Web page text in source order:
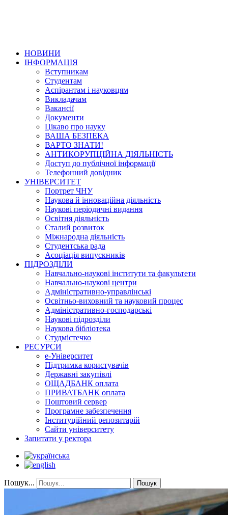
НОВИНИ
ІНФОРМАЦІЯ
Вступникам
Студентам
Аспірантам і науковцям
Викладачам
Вакансії
Документи
Цікаво про науку
ВАША БЕЗПЕКА
ВАРТО ЗНАТИ!
АНТИКОРУПЦІЙНА ДІЯЛЬНІСТЬ
Доступ до публічної інформації
Телефонний довідник
УНІВЕРСИТЕТ
Портрет ЧНУ
Наукова й інноваційна діяльність
Наукові періодичні видання
Освітня діяльність
Сталий розвиток
Міжнародна діяльність
Студентська рада
Асоціація випускників
ПІДРОЗДІЛИ
Навчально-наукові інститути та факультети
Навчально-наукові центри
Адміністративно-управлінські
Освітньо-виховний та науковий процес
Адміністративно-господарські
Наукові підрозділи
Наукова бібліотека
Студмістечко
РЕСУРСИ
е-Університет
Підтримка користувачів
Державні закупівлі
ОЩАДБАНК оплата
ПРИВАТБАНК оплата
Поштовий сервер
Програмне забезпечення
Інституційний репозитарій
Сайти університету
Запитати у ректора
Пошук... Пошук